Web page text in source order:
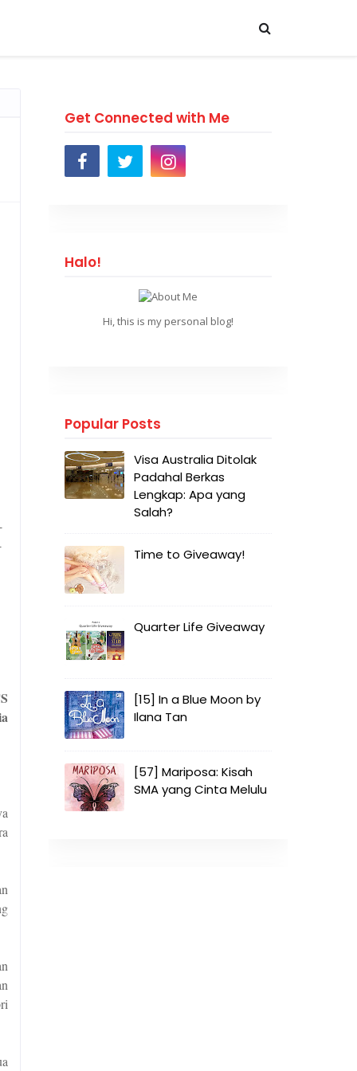
Get Connected with Me
Halo!
Hi, this is my personal blog!
Popular Posts
Visa Australia Ditolak
Padahal Berkas
Lengkap: Apa yang
Salah?
Time to Giveaway!
Quarter Life Giveaway
[15] In a Blue Moon by
Ilana Tan
[57] Mariposa: Kisah
SMA yang Cinta Melulu